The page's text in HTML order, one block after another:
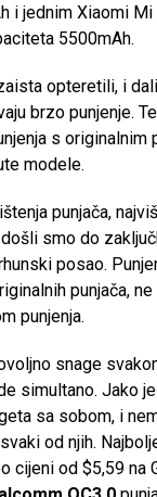
i jednim Xiaomi
5500mAh.
opteretili, i
brzo punjenje.
s originalnim
modele.
punjača,
smo do
posao.
punjača,
punjenja.
snage
simultano. Jako
sa sobom, i
od njih.
cijeni od $5,59 na